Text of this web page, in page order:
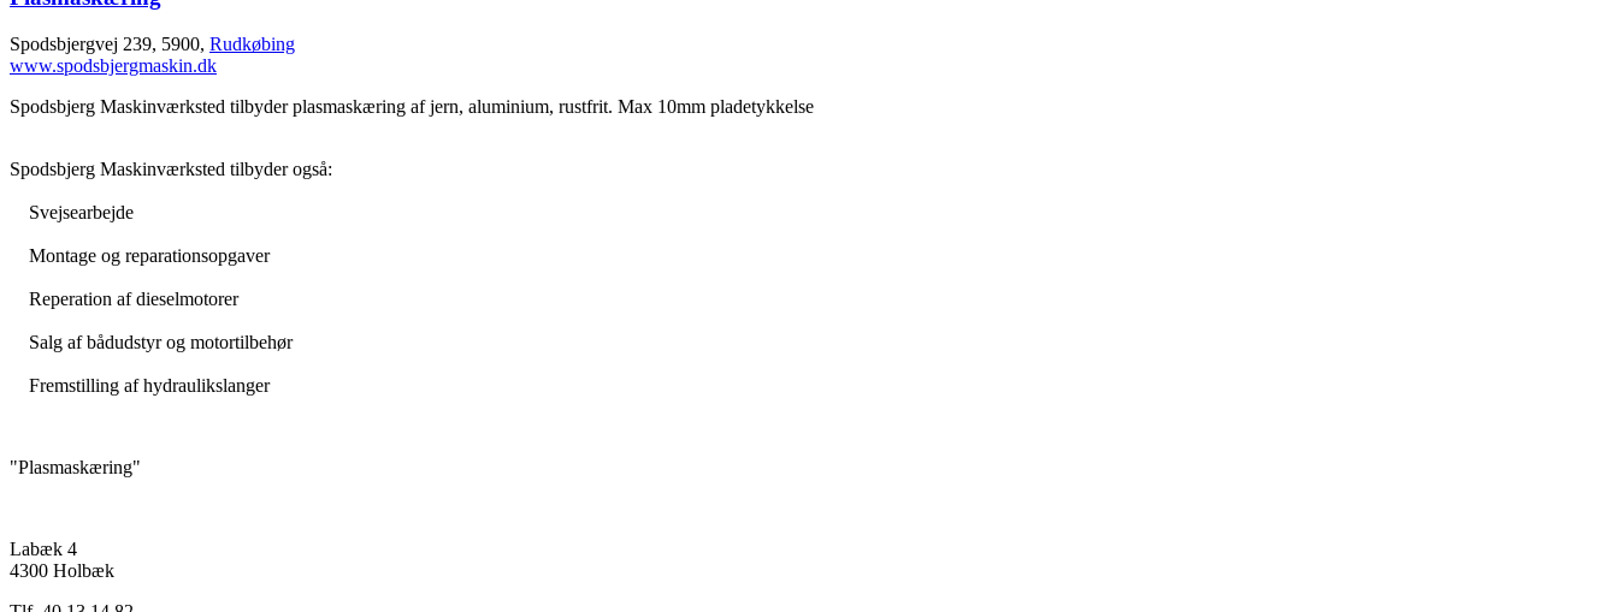
Spodsbjergvej 239, 5900, Rudkøbing
www.spodsbjergmaskin.dk
Spodsbjerg Maskinværksted tilbyder plasmaskæring af jern, aluminium, rustfrit. Max 10mm pladetykkelse
Spodsbjerg Maskinværksted tilbyder også:
Svejsearbejde
Montage og reparationsopgaver
Reperation af dieselmotorer
Salg af bådudstyr og motortilbehør
Fremstilling af hydraulikslanger
"Plasmaskæring"
Labæk 4
4300 Holbæk